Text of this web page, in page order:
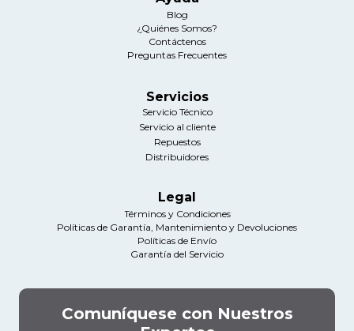
Blog
¿Quiénes Somos?
Contáctenos
Preguntas Frecuentes
Servicios
Servicio Técnico
Servicio al cliente
Repuestos
Distribuidores
Legal
Términos y Condiciones
Políticas de Garantía, Mantenimiento y Devoluciones
Políticas de Envío
Garantía del Servicio
Comuníquese con Nuestros